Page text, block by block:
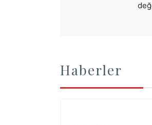
Haberler